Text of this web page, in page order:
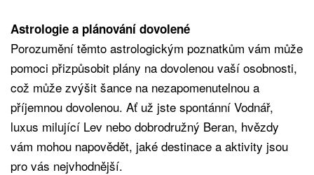
Astrologie a plánování dovolené
Porozumění těmto astrologickým poznatkům vám může
pomoci přizpůsobit plány na dovolenou vaší osobnosti,
což může zvýšit šance na nezapomenutelnou a
příjemnou dovolenou. Ať už jste spontánní Vodnář,
luxus milující Lev nebo dobrodružný Beran, hvězdy
vám mohou napovědět, jaké destinace a aktivity jsou
pro vás nejvhodnější.